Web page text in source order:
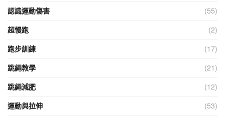
認識運動傷害
(55)
超慢跑
(2)
跑步訓練
(17)
跳繩教學
(21)
跳繩減肥
(12)
運動與拉伸
(53)